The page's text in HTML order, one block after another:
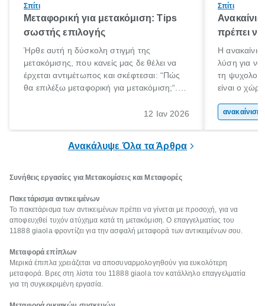
Σπίτι
Μεταφορική για μετακόμιση: Tips
σωστής επιλογής
Ήρθε αυτή η δύσκολη στιγμή της
μετακόμισης, που κανείς μας δε θέλει να
έρχεται αντιμέτωπος και σκέφτεσαι: “Πώς
θα επιλέξω μεταφορική για μετακόμιση;“.
ξεκινάς τις απαραίτητες ετοιμασίες,12 Ιαν 2026
Σπίτι
πρέπει να
Η
λύση για να
τη
είναι ο
Επομένως,
Ανακάλυψε Όλα τα Άρθρα
Συνήθεις εργασίες για Μετακομίσεις και Μεταφορές
Πακετάρισμα αντικειμένων
Το πακετάρισμα των αντικειμένων πρέπει να γίνεται με προσοχή, για να
αποφευχθεί τυχόν ατύχημα κατά τη μετακόμιση. Ο επαγγελματίας του
11888 giaola φροντίζει για την ασφαλή μεταφορά των αντικειμένων σου.
Μεταφορά επίπλων
Μερικά έπιπλα χρειάζεται να αποσυναρμολογηθούν για ευκολότερη
μεταφορά. Βρες στη λίστα του 11888 giaola τον κατάλληλο επαγγελματία
για τη συγκεκριμένη εργασία.